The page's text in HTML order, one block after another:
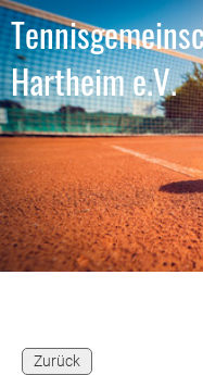
Hartheim e.V.
Zurück